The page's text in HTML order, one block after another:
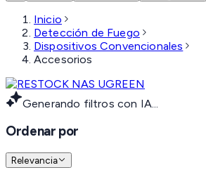
Inicio
Detección de Fuego
Dispositivos Convencionales
Accesorios
Generando filtros con IA...
Ordenar por
Relevancia